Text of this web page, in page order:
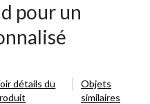
pour un
détails du
Objets
similaires